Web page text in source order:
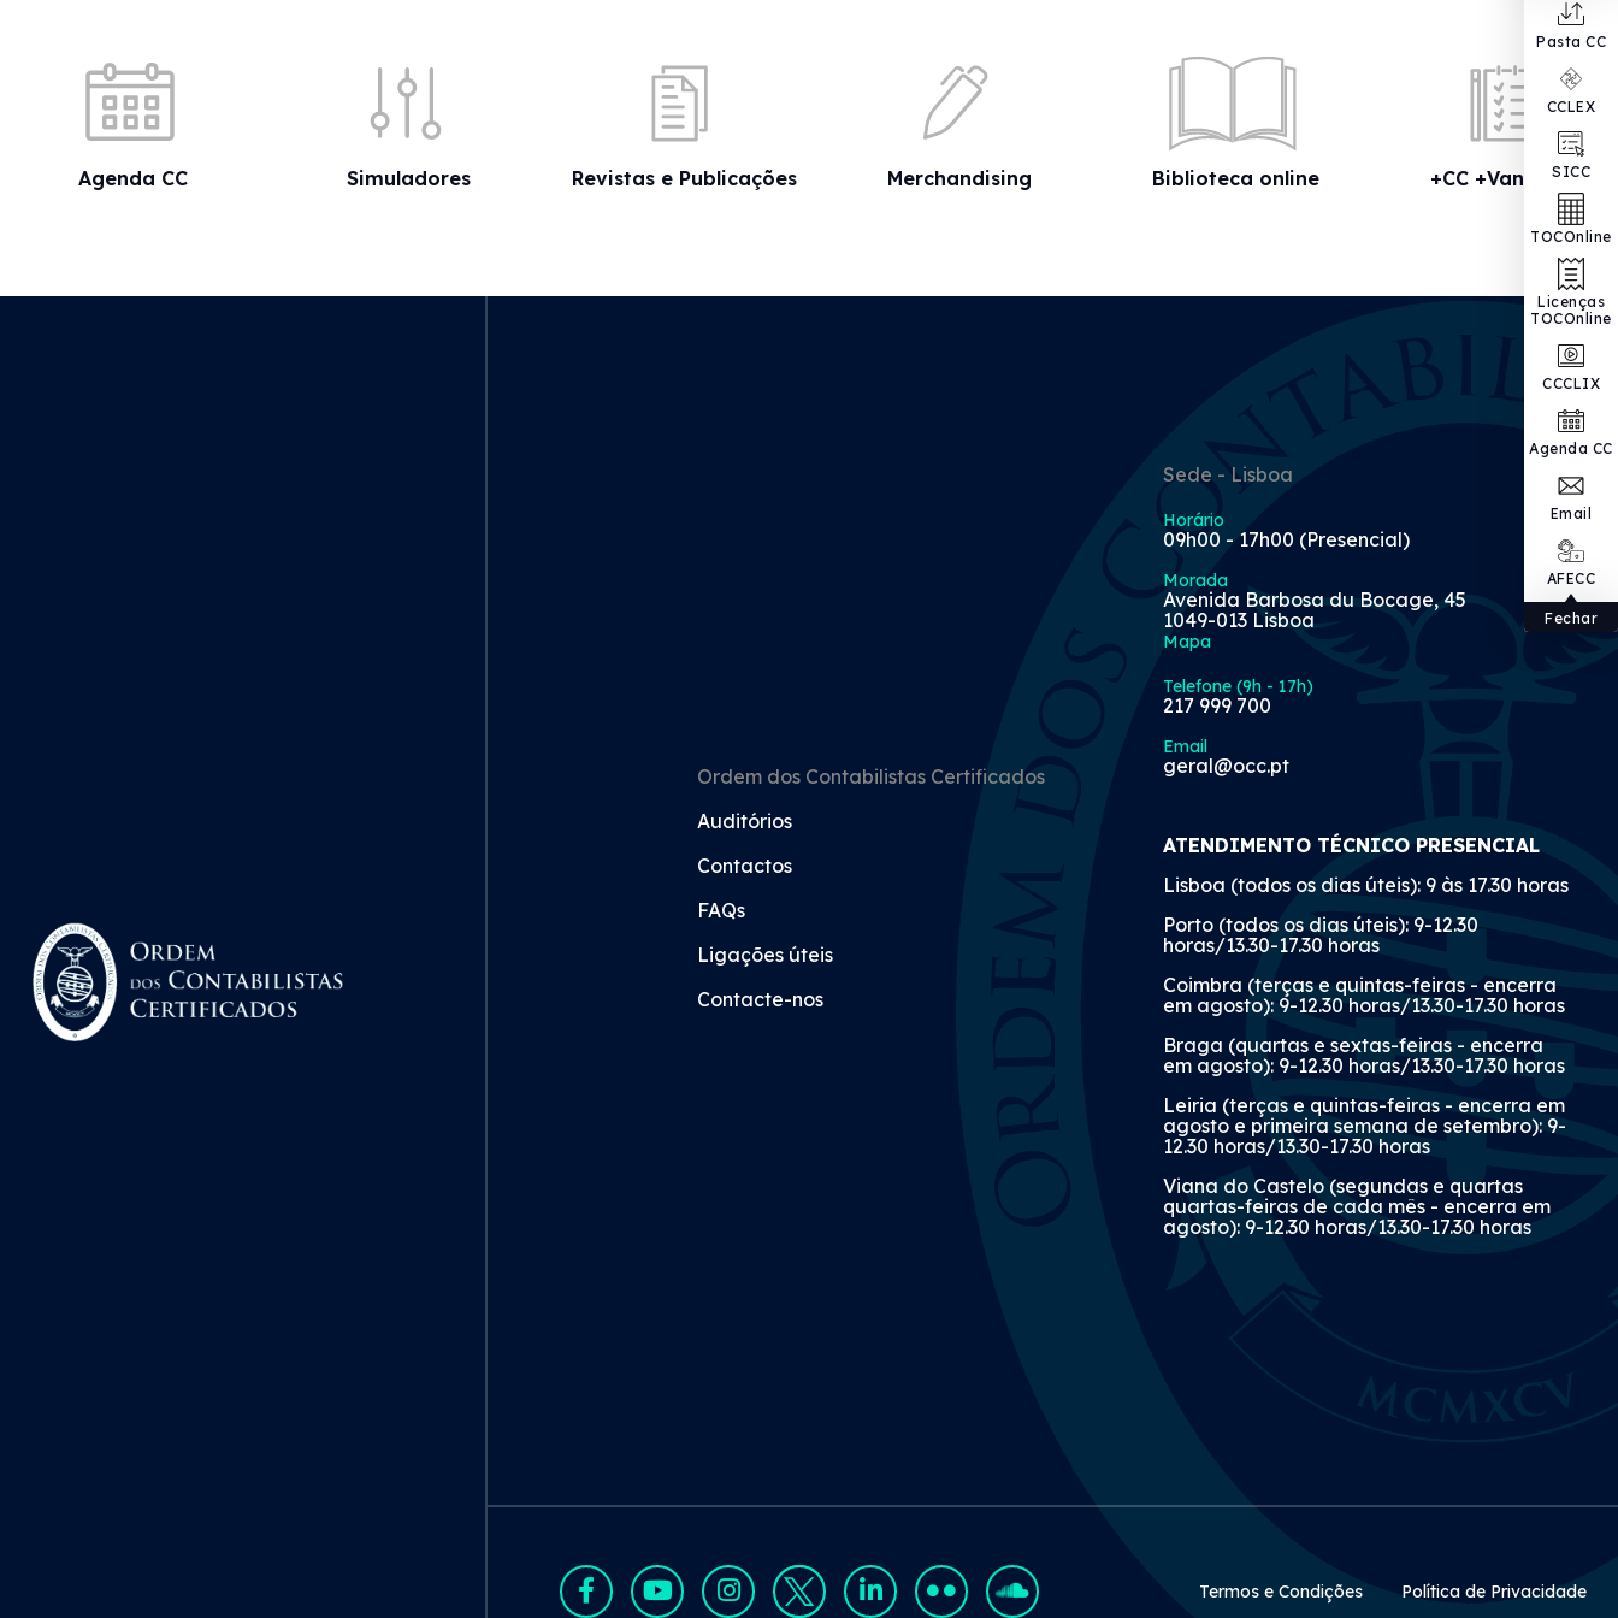
Pasta CC
CCLEX
SICC
TOCOnline
Licenças
TOCOnline
CCCLIX
Agenda CC
Email
AFECC
Fechar
Agenda CC Simuladores Revistas e Publicações Merchandising Biblioteca online +CC +Vantagens
Ordem dos Contabilistas Certificados
Auditórios
Contactos
FAQs
Ligações úteis
Contacte-nos
Sede - Lisboa
Horário
09h00 - 17h00 (Presencial)
Morada
Avenida Barbosa du Bocage, 45
1049-013 Lisboa
Mapa
Telefone (9h - 17h)
217 999 700
Email
geral@occ.pt
ATENDIMENTO TÉCNICO PRESENCIAL
Lisboa (todos os dias úteis): 9 às 17.30 horas
Porto (todos os dias úteis): 9-12.30
horas/13.30-17.30 horas
Coimbra (terças e quintas-feiras - encerra
em agosto): 9-12.30 horas/13.30-17.30 horas
Braga (quartas e sextas-feiras - encerra
em agosto): 9-12.30 horas/13.30-17.30 horas
Leiria (terças e quintas-feiras - encerra em
agosto e primeira semana de setembro): 9-
12.30 horas/13.30-17.30 horas
Viana do Castelo (segundas e quartas
quartas-feiras de cada mês - encerra em
agosto): 9-12.30 horas/13.30-17.30 horas
Rodapé Secundário
Termos e Condições Política de Privacidade